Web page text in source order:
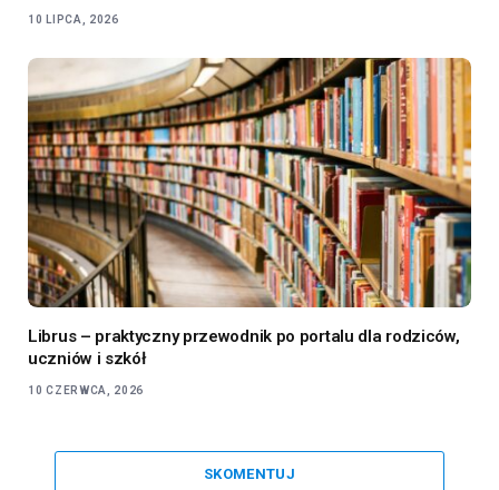
10 LIPCA, 2026
Librus – praktyczny przewodnik po portalu dla rodziców,
uczniów i szkół
10 CZERWCA, 2026
SKOMENTUJ